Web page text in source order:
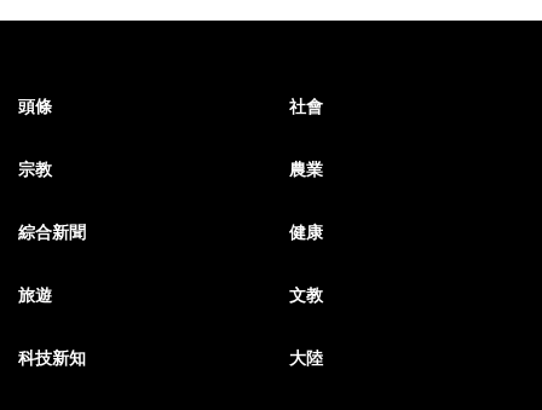
頭條 社會
宗教 農業
綜合新聞 健康
旅遊 文教
科技新知 大陸